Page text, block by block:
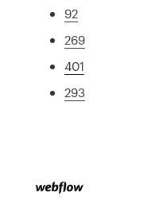
92
269
401
293